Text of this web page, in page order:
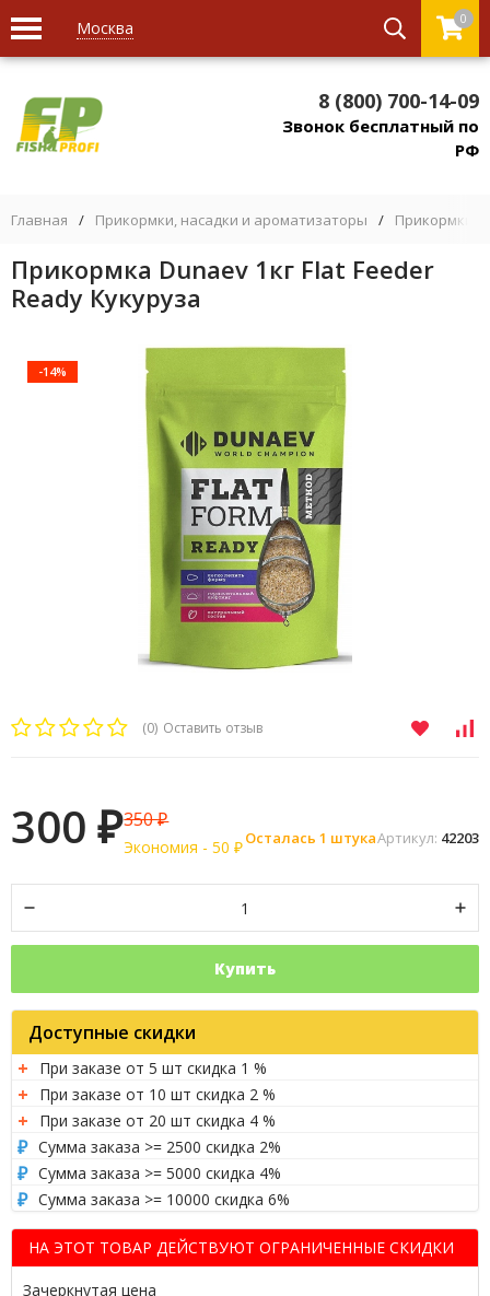
Москва 0
8 (800) 700-14-09
Звонок бесплатный по
РФ
Главная / Прикормки, насадки и ароматизаторы / Прикормки
Прикормка Dunaev 1кг Flat Feeder
Ready Кукуруза
-14%
(0) Оставить отзыв
Артикул: 42203
Осталась 1 штука
300₽350₽
Экономия -50₽
Купить
Доступные скидки
При заказе от 5 шт скидка 1 %
При заказе от 10 шт скидка 2 %
При заказе от 20 шт скидка 4 %
Сумма заказа >= 2500 скидка 2%
Сумма заказа >= 5000 скидка 4%
Сумма заказа >= 10000 скидка 6%
НА ЭТОТ ТОВАР ДЕЙСТВУЮТ ОГРАНИЧЕННЫЕ СКИДКИ
Зачеркнутая цена